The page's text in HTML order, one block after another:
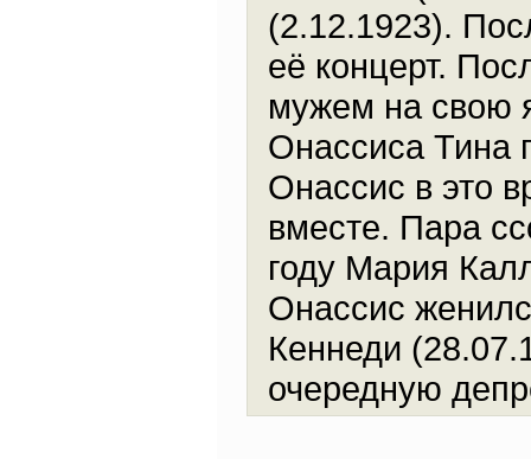
(2.12.1923).
её концерт.
мужем на свою
Онассиса Тина
Онассис в это
вместе. Пара
году Мария
Онассис
Кеннеди
очередную